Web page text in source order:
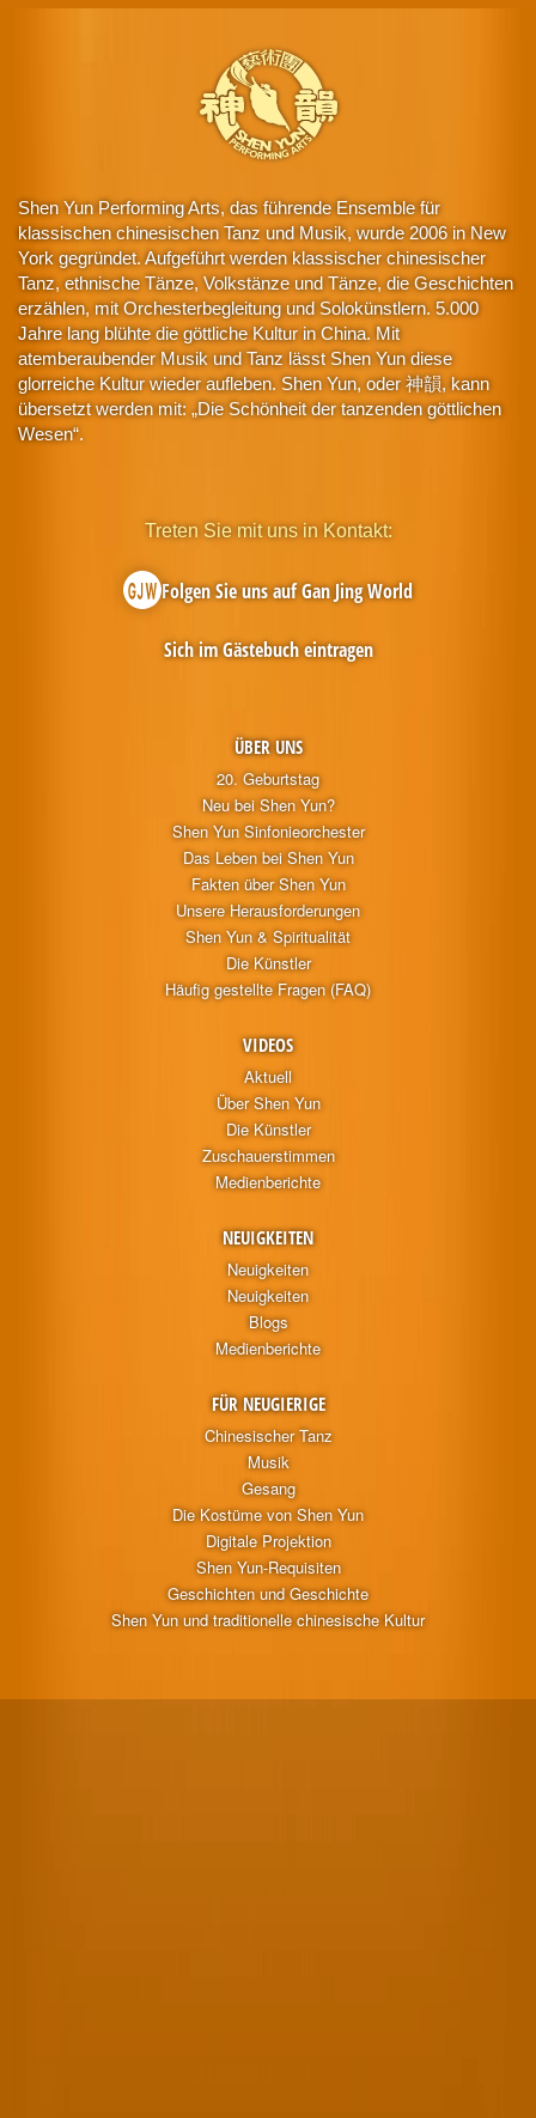
Shen Yun Performing Arts, das führende Ensemble für
klassischen chinesischen Tanz und Musik, wurde 2006 in New
York gegründet. Aufgeführt werden klassischer chinesischer
Tanz, ethnische Tänze, Volkstänze und Tänze, die Geschichten
erzählen, mit Orchesterbegleitung und Solokünstlern. 5.000
Jahre lang blühte die göttliche Kultur in China. Mit
atemberaubender Musik und Tanz lässt Shen Yun diese
glorreiche Kultur wieder aufleben. Shen Yun, oder 神韻, kann
übersetzt werden mit: „Die Schönheit der tanzenden göttlichen
Wesen“.
ÜBER UNS
20. Geburtstag
Neu bei Shen Yun?
Shen Yun Sinfonieorchester
Das Leben bei Shen Yun
Fakten über Shen Yun
Unsere Herausforderungen
Shen Yun & Spiritualität
Die Künstler
Häufig gestellte Fragen (FAQ)
VIDEOS
Aktuell
Über Shen Yun
Die Künstler
Zuschauerstimmen
Medienberichte
NEUIGKEITEN
Neuigkeiten
Neuigkeiten
Blogs
Medienberichte
FÜR NEUGIERIGE
Chinesischer Tanz
Musik
Gesang
Die Kostüme von Shen Yun
Digitale Projektion
Shen Yun-Requisiten
Geschichten und Geschichte
Shen Yun und traditionelle chinesische Kultur
Treten Sie mit uns in Kontakt:
Folgen Sie uns auf Gan Jing World
Sich im Gästebuch eintragen